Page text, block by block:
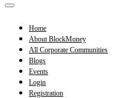
Menu
Home
About BlockMoney
All Corporate Communities
Blogs
Events
Login
Registration